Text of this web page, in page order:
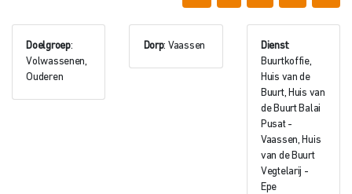
Doelgroep:
Volwassenen,
Ouderen
Dorp: Vaassen Dienst:
Buurtkoffie,
Huis van de
Buurt, Huis van
de Buurt Balai
Pusat -
Vaassen, Huis
van de Buurt
Vegtelarij -
Epe